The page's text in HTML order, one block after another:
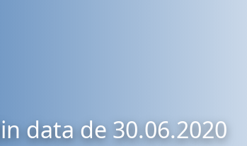
data de 30.06.2020